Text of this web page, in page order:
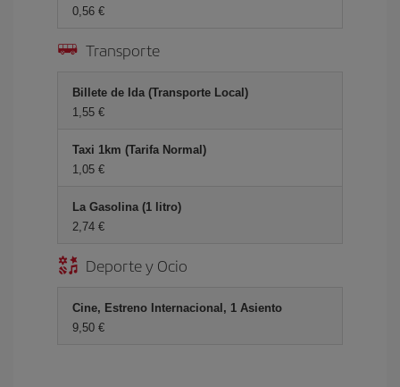
0,56 €
Transporte
Billete de Ida (Transporte Local)
1,55 €
Taxi 1km (Tarifa Normal)
1,05 €
La Gasolina (1 litro)
2,74 €
Deporte y Ocio
Cine, Estreno Internacional, 1 Asiento
9,50 €